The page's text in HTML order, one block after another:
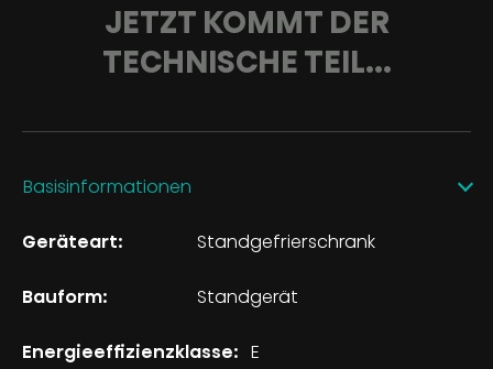
JETZT KOMMT DER
TECHNISCHE TEIL...
Basisinformationen
Geräteart: Standgefrierschrank
Bauform: Standgerät
Energieeffizienzklasse: E